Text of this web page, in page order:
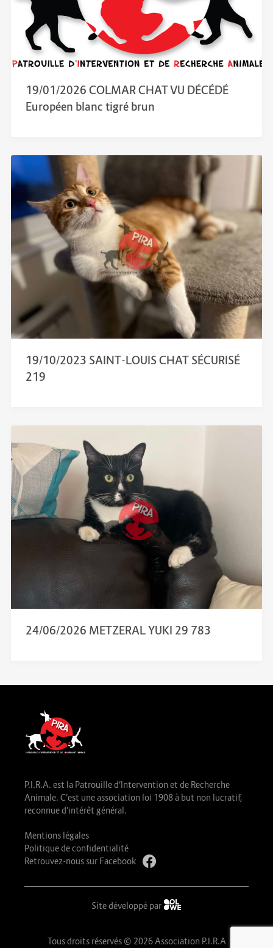
19/01/2026 COLMAR CHAT VU DÉCÉDÉ
Européen blanc tigré brun
19/10/2023 SAINT-LOUIS CHAT SÉCURISÉ
219
24/06/2026 METZERAL YUKI 29 783
P.I.R.A. est la Patrouille d’Intervention et de Recherche
Animale. C’est une association loi 1908 à but non lucratif,
reconnue d’intérêt général.
Mentions légales
Politique de confidentialité
Retrouvez-nous sur Facebook
Site développé par
Tous droits réservés © 2026 Association P.I.R.A